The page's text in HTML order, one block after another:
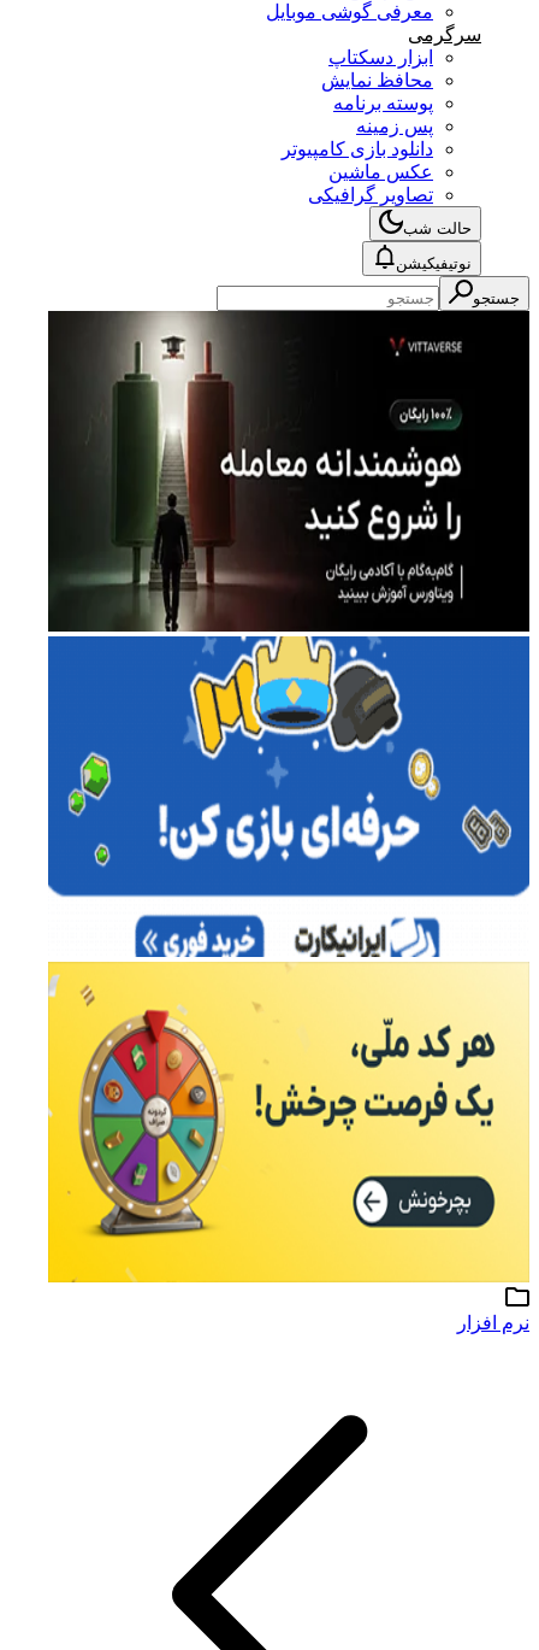
معرفی گوشی موبایل
سرگرمی
ابزار دسکتاپ
محافظ نمایش
پوسته برنامه
پس زمینه
دانلود بازی کامپیوتر
عکس ماشین
تصاویر گرافیکی
حالت شب
نوتیفیکیشن
جستجو
نرم افزار